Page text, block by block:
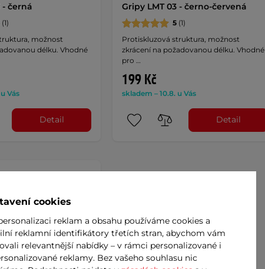
- černá
(1)
možnost
délku. Vhodné
Vás
Detail
Gripy LMT 03 - černo-červená
5(1)
Protiskluzová struktura, možnost
zkrácení na požadovanou délku. Vhodné
pro …
199 Kč
skladem – 10.8. u Vás
Detail
cookies
reklam a obsahu používáme cookies a
reklamní identifikátory třetích stran, abychom vám
relevantnější nabídky – v rámci personalizované i
reklamy. Bez vašeho souhlasu nic